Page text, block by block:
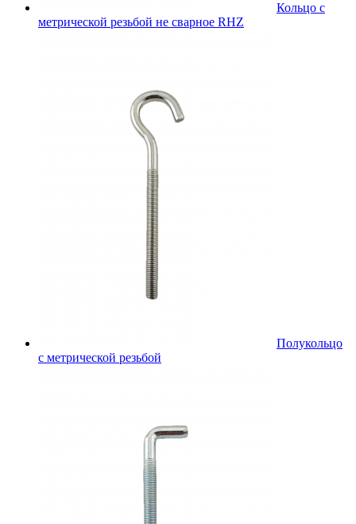
Кольцо с
метрической резьбой не сварное RHZ
Полукольцо
с метрической резьбой